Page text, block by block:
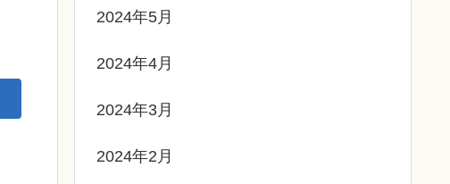
2024年5月
2024年4月
2024年3月
2024年2月